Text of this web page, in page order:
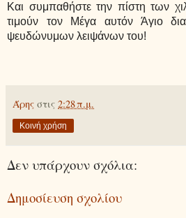
Και συμπαθήστε την πίστη των
τιμούν τον Μέγα αυτόν Άγιο
ψευδώνυμων λειψάνων του!
Άρης στις 2:28 π.μ.
Κοινή χρήση
Δεν υπάρχουν σχόλια:
Δημοσίευση σχολίου